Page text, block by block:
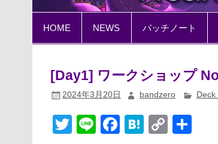
BeerBrick
ハースストーン情報サイト
HOME NEWS パッチノート
[Day1] ワークショップ
2024年3月20日 bandzero Deck
T
Li
F
H
C